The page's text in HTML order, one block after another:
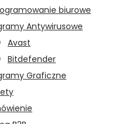
biurowe
Antywirusowe
Avast
Bitdefender
Graficzne